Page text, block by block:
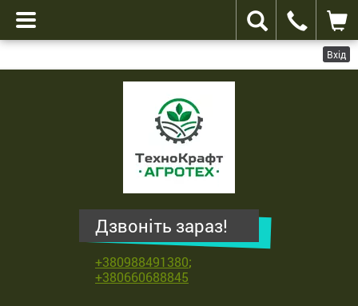
Вхід
сільськогосподарської
Дзвоніть зараз!
+380988491380;
+380660688845